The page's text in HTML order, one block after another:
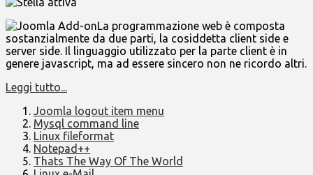
La programmazione web è composta
sostanzialmente da due parti, la cosiddetta client side e
server side. Il linguaggio utilizzato per la parte client è in
genere javascript, ma ad essere sincero non ne ricordo altri.
Leggi tutto...
Joomla logout item menu
Mysql command line
Linux fileformat
Notepad++
Thats The Way Of The World